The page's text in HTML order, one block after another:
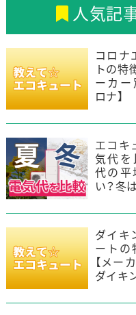
人気記
コロナ
トの特
ーカー
ロナ】
エコキ
気代を
代の平
い？冬
ダイキ
ートの
【メー
ダイキ